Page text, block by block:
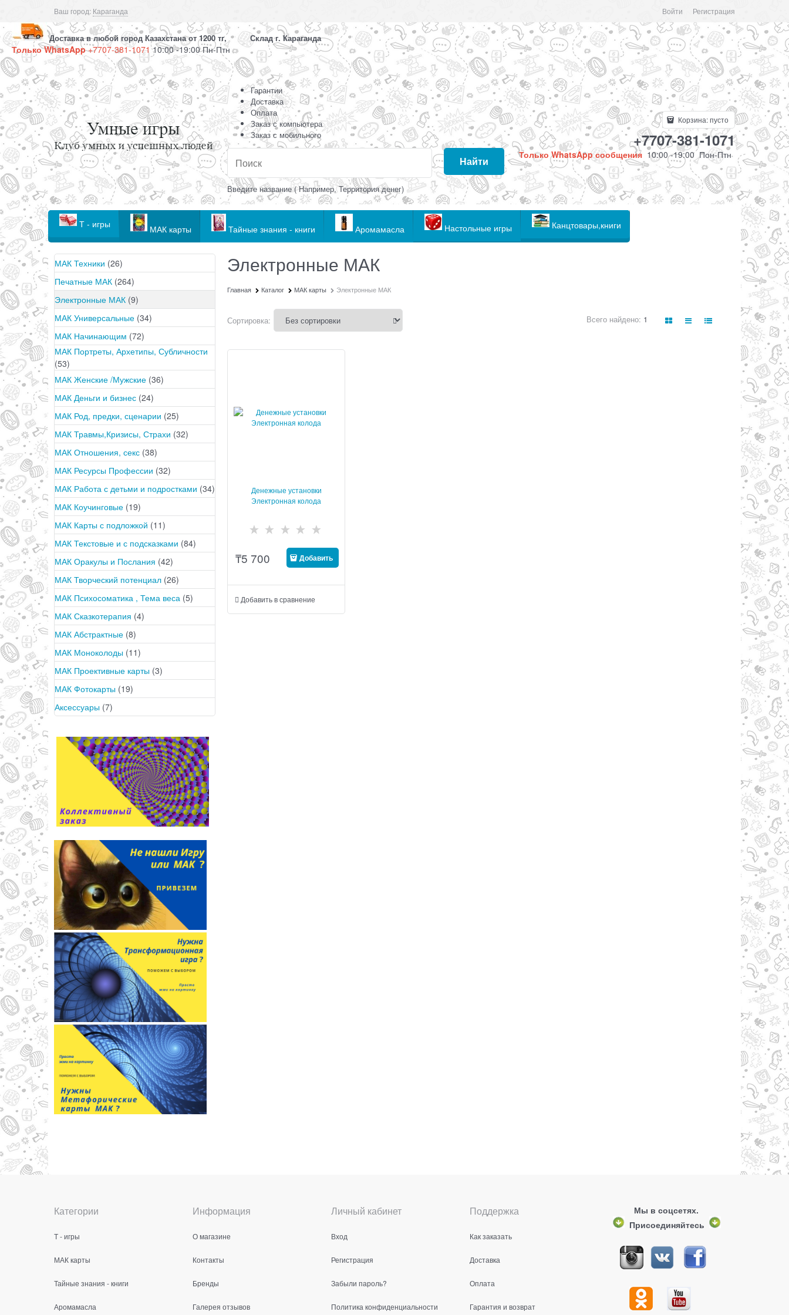
Ваш город: Караганда Войти Регистрация
Доставка в любой город Казахстана от 1200 тг, Склад г. Караганда
Только WhatsApp+7707-381-107110:00 -19:00 Пн-Птн
Гарантии
Доставка
Оплата
Заказ с компьютера
Заказ с мобильного
Найти
Введите название ( Например, Территория денег)
Корзина:пусто
+7707-381-1071
Только WhatsApp сообщения 10:00 -19:00 Пон-Птн
Т - игры МАК карты Тайные знания - книги Аромамасла Настольные игры Канцтовары,книги
МАК Техники (26)
Печатные МАК (264)
Электронные МАК (9)
МАК Универсальные (34)
МАК Начинающим (72)
МАК Портреты, Архетипы, Субличности
(53)
МАК Женские /Мужские (36)
МАК Деньги и бизнес (24)
МАК Род, предки, сценарии (25)
МАК Травмы,Кризисы, Страхи (32)
МАК Отношения, секс (38)
МАК Ресурсы Профессии (32)
МАК Работа с детьми и подростками (34)
МАК Коучинговые (19)
МАК Карты с подложкой (11)
МАК Текстовые и с подсказками (84)
МАК Оракулы и Послания (42)
МАК Творческий потенциал (26)
МАК Психосоматика , Тема веса (5)
МАК Сказкотерапия (4)
МАК Абстрактные (8)
МАК Моноколоды (11)
МАК Проективные карты (3)
МАК Фотокарты (19)
Аксессуары (7)
Электронные МАК
Главная Каталог МАК карты Электронные МАК
Сортировка: Всего найдено: 1
Денежные установки
Электронная колода
₸5 700 Добавить
Добавить в сравнение
Категории
Т - игры
МАК карты
Тайные знания - книги
Аромамасла
Информация
О магазине
Контакты
Бренды
Галерея отзывов
Личный кабинет
Вход
Регистрация
Забыли пароль?
Политика конфиденциальности
Поддержка
Как заказать
Доставка
Оплата
Гарантия и возврат
Мы в соцсетях.
Присоединяйтесь